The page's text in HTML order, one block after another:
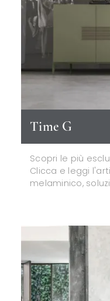
Time G
Scopri le più
Clicca e leggi
melaminico,